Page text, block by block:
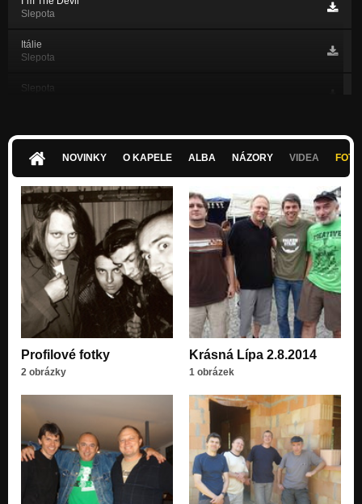
Slepota
Itálie
Slepota
Slepota
Divizny
Slepota
Veselá píseň
Slepota
Snědej
Slepota
Divadlo
Slepota
NOVINKY O KAPELE ALBA NÁZORY VIDEA
Profilové fotky
2 obrázky
Krásná Lípa 2.8.2014
1 obrázek